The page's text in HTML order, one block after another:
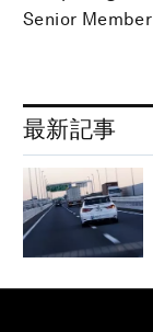
Senior
最新記事